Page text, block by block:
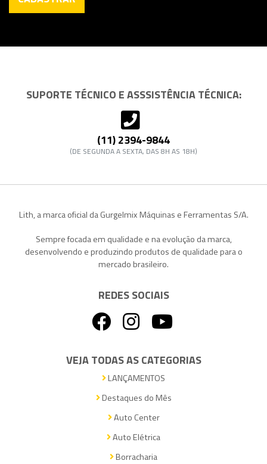
SUPORTE TÉCNICO E ASSSISTÊNCIA TÉCNICA:
(11) 2394-9844
(DE SEGUNDA A SEXTA, DAS 8H AS 18H)
Lith, a marca oficial da Gurgelmix Máquinas e Ferramentas S/A.
Sempre focada em qualidade e na evolução da marca,
desenvolvendo e produzindo produtos de qualidade para o
mercado brasileiro.
REDES SOCIAIS
VEJA TODAS AS CATEGORIAS
LANÇAMENTOS
Destaques do Mês
Auto Center
Auto Elétrica
Borracharia